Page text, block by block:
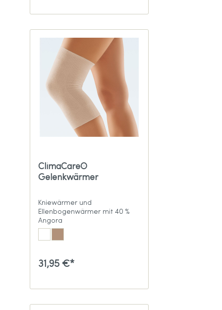
ClimaCare®
Gelenkwärmer
Kniewärmer und
Ellenbogenwärmer mit 40 %
Angora
31,95 €*